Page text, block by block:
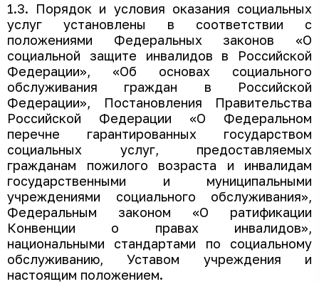
1.3. Порядок и условия оказания социальных
услуг установлены в соответствии с
положениями Федеральных законов «О
социальной защите инвалидов в Российской
Федерации», «Об основах социального
обслуживания граждан в Российской
Федерации», Постановления Правительства
Российской Федерации «О Федеральном
перечне гарантированных государством
социальных услуг, предоставляемых
гражданам пожилого возраста и инвалидам
государственными и муниципальными
учреждениями социального обслуживания»,
Федеральным законом «О ратификации
Конвенции о правах инвалидов»,
национальными стандартами по социальному
обслуживанию, Уставом учреждения и
настоящим положением.